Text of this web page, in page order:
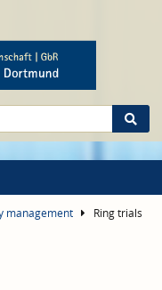
management Ring trials